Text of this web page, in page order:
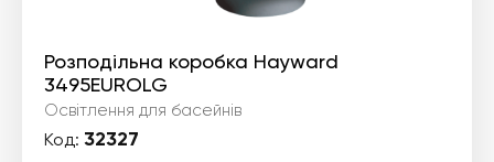
Розподільна коробка Hayward
3495EUROLG
Освітлення для басейнів
Код: 32327